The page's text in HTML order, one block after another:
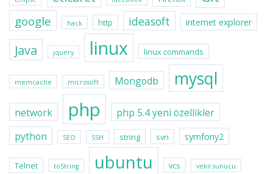
google hack http ideasoft internet explorer
Java jquery linux linux commands
memcache microsoft Mongodb mysql
network php
php 5.4 yeni özellikler
python
SEO SSH string svn symfony2
Telnet toString ubuntu vcs vekil sunucu